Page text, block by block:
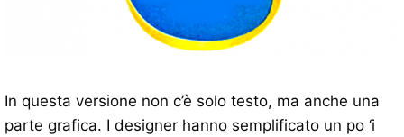
In questa versione non c’è solo testo, ma anche una
parte grafica. I designer hanno semplificato un po ‘i